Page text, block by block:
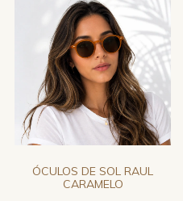
ÓCULOS DE SOL RAUL
CARAMELO